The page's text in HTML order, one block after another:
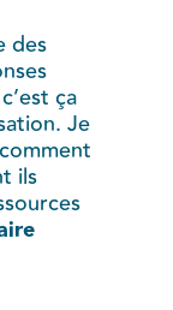
des
ça
Je
ils